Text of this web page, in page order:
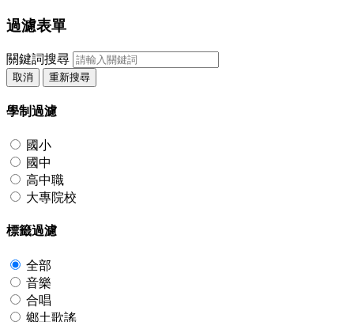
過濾表單
關鍵詞搜尋
取消 重新搜尋
學制過濾
國小
國中
高中職
大專院校
標籤過濾
全部
音樂
合唱
鄉土歌謠